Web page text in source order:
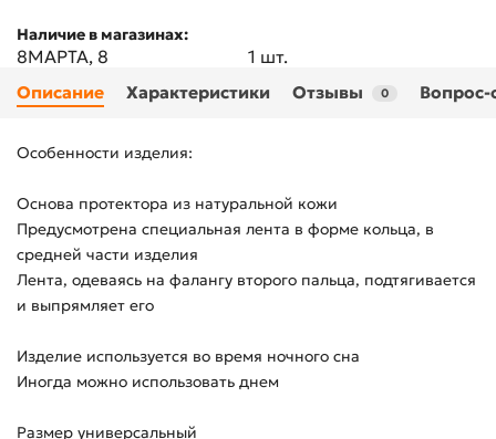
Наличие в магазинах:
8МАРТА, 8 1 шт.
Описание Характеристики Отзывы 0 Вопрос-
Особенности изделия:
Основа протектора из натуральной кожи
Предусмотрена специальная лента в форме кольца, в
средней части изделия
Лента, одеваясь на фалангу второго пальца, подтягивается
и выпрямляет его
Изделие используется во время ночного сна
Иногда можно использовать днем
Размер универсальный